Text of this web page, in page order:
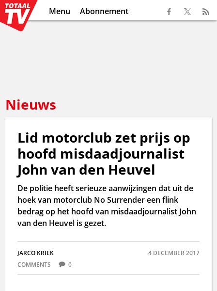
Menu Abonnement
Nieuws
Lid motorclub zet prijs op
hoofd misdaadjournalist
John van den Heuvel
De politie heeft serieuze aanwijzingen dat uit de
hoek van motorclub No Surrender een flink
bedrag op het hoofd van misdaadjournalist John
van den Heuvel is gezet.
JARCO KRIEK
4 DECEMBER 2017
COMMENTS
0